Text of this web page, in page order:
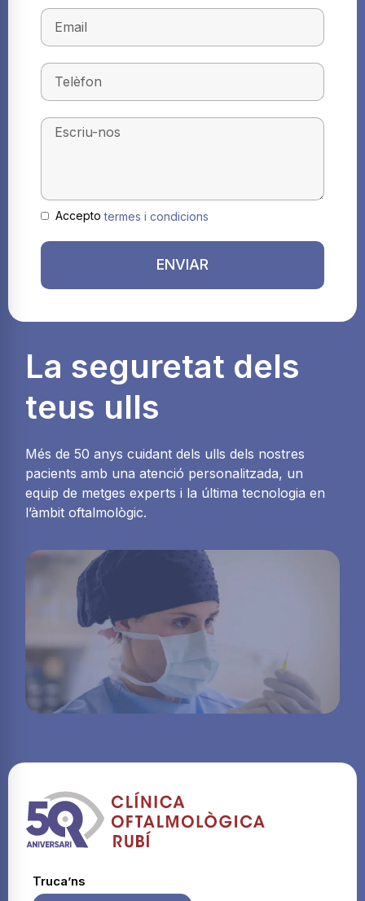
Acceptotermes i condicions
ENVIAR
La seguretat dels
teus ulls
Més de 50 anys cuidant dels ulls dels nostres
pacients amb una atenció personalitzada, un
equip de metges experts i la última tecnologia en
l’àmbit oftalmològic.
Truca’ns